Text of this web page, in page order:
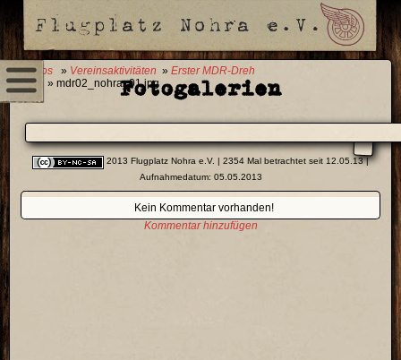
0 Fotos » Vereinsaktivitäten » Erster MDR-Dreh
2013
» mdr02_nohra_01.jpgFotogalerien
2013 Flugplatz Nohra e.V. | 2354 Mal betrachtet seit 12.05.13 |
Aufnahmedatum: 05.05.2013
Kein Kommentar vorhanden!
Kommentar hinzufügen